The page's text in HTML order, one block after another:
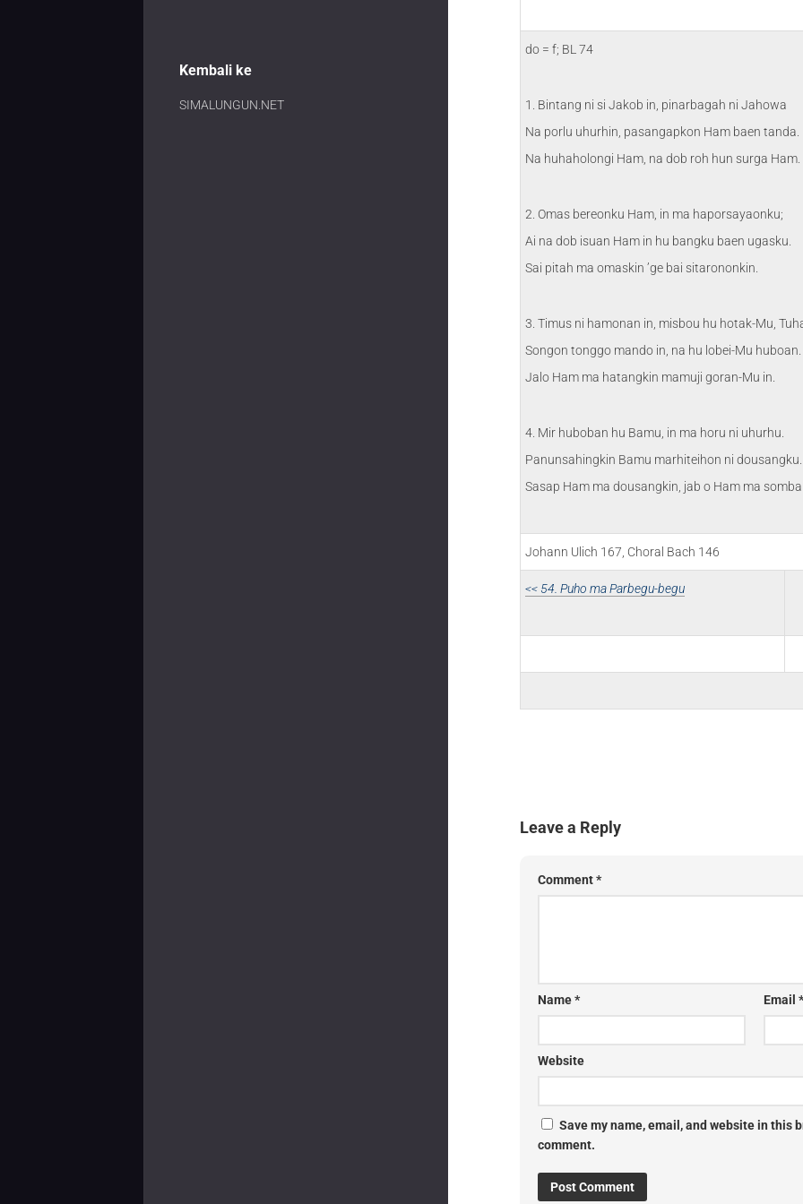
Kembali ke
SIMALUNGUN.NET
do = f; BL 74
1. Bintang ni si Jakob in, pinarbagah ni Jahowa
Na porlu uhurhin, pasangapkon Ham baen tanda.
Na huhaholongi Ham, na dob roh hun surga Ham.
2. Omas bereonku Ham, in ma haporsayaonku;
Ai na dob isuan Ham in hu bangku baen ugasku.
Sai pitah ma omaskin ’ge bai sitarononkin.
3. Timus ni hamonan in, misbou hu hotak-Mu,
Songon tonggo mando in, na hu lobei-Mu huboan.
Jalo Ham ma hatangkin mamuji goran-Mu in.
4. Mir huboban hu Bamu, in ma horu ni uhurhu.
Panunsahingkin Bamu marhiteihon ni dousangku.
Sasap Ham ma dousangkin, jab o Ham ma
Johann Ulich 167, Choral Bach 146
<< 54. Puho ma Parbegu-begu
Leave a Reply
Comment*
Name* Email *
Website
Save my name, email, and website in this
comment.